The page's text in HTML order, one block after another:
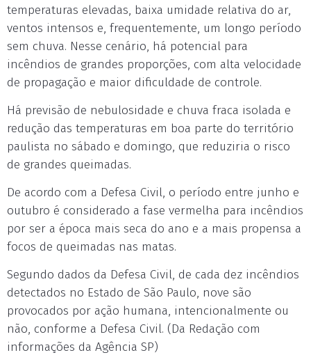
temperaturas elevadas, baixa umidade relativa do ar,
ventos intensos e, frequentemente, um longo período
sem chuva. Nesse cenário, há potencial para
incêndios de grandes proporções, com alta velocidade
de propagação e maior dificuldade de controle.
Há previsão de nebulosidade e chuva fraca isolada e
redução das temperaturas em boa parte do território
paulista no sábado e domingo, que reduziria o risco
de grandes queimadas.
De acordo com a Defesa Civil, o período entre junho e
outubro é considerado a fase vermelha para incêndios
por ser a época mais seca do ano e a mais propensa a
focos de queimadas nas matas.
Segundo dados da Defesa Civil, de cada dez incêndios
detectados no Estado de São Paulo, nove são
provocados por ação humana, intencionalmente ou
não, conforme a Defesa Civil. (Da Redação com
informações da Agência SP)